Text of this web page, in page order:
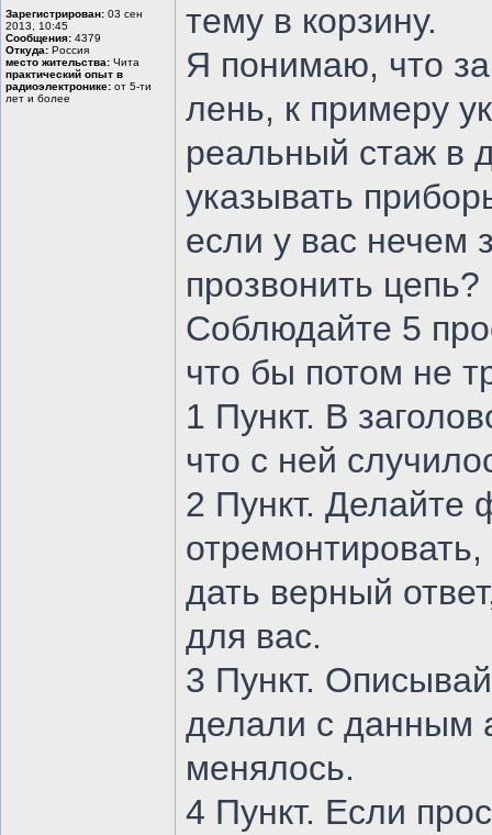
Зарегистрирован: 03 сен
2013, 10:45
Сообщения: 4379
Откуда: Россия
место жительства: Чита
практический опыт в
радиоэлектронике: от 5-ти
лет и более
тему в корзину.
Я понимаю, что
лень, к примеру
реальный стаж в
указывать
если у вас нечем
прозвонить
Соблюдайте 5
что бы потом не
1 Пункт. В
что с ней
2 Пункт. Делайте
дать верный
для вас.
3 Пункт.
делали с данным
менялось.
4 Пункт. Если